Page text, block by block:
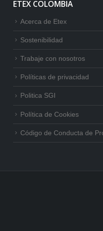
ETEX COLOMBIA
Acerca de Etex
Sostenibilidad
Trabaje con nosotros
Políticas de privacidad
Politica SGI
Política de Cookies
Código de Conducta de